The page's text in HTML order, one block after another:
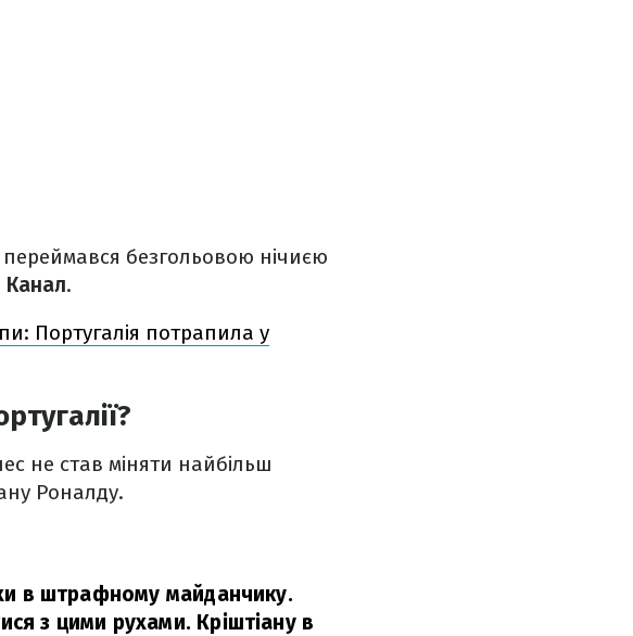
безгольовою нічиєю
Канал.
Португалія потрапила у
не став міняти найбільш
Роналду.
в штрафному майданчику.
з цими рухами. Кріштіану в